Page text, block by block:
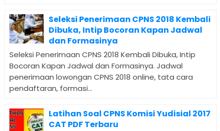
Seleksi Penerimaan CPNS 2018 Kembali
Dibuka, Intip Bocoran Kapan Jadwal
dan Formasinya
Seleksi Penerimaan CPNS 2018 Kembali Dibuka, Intip
Bocoran Kapan Jadwal dan Formasinya. Jadwal
penerimaan lowongan CPNS 2018 online, tata cara
pendaftaran, formasi...
Latihan Soal CPNS Komisi Yudisial 2017
CAT PDF Terbaru